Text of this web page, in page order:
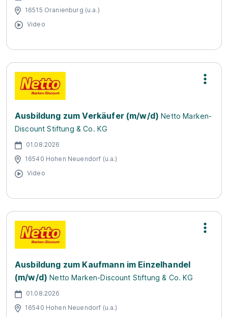
16515 Oranienburg (u.a.)
Video
Ausbildung zum Verkäufer (m/w/d) Netto Marken-
Discount Stiftung & Co. KG
01.08.2026
16540 Hohen Neuendorf (u.a.)
Video
Ausbildung zum Kaufmann im Einzelhandel
(m/w/d) Netto Marken-Discount Stiftung & Co. KG
01.08.2026
16540 Hohen Neuendorf (u.a.)